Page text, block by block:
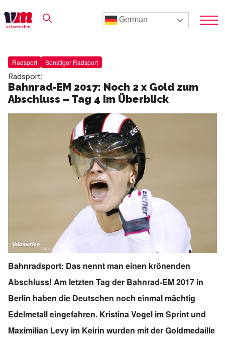
German
Radsport Sonstiger Radsport
Radsport:
Bahnrad-EM 2017: Noch 2 x Gold zum
Abschluss – Tag 4 im Überblick
Bahnradsport: Das nennt man einen krönenden
Abschluss! Am letzten Tag der Bahnrad-EM 2017 in
Berlin haben die Deutschen noch einmal mächtig
Edelmetall eingefahren. Kristina Vogel im Sprint und
Maximilian Levy im Keirin wurden mit der Goldmedaille